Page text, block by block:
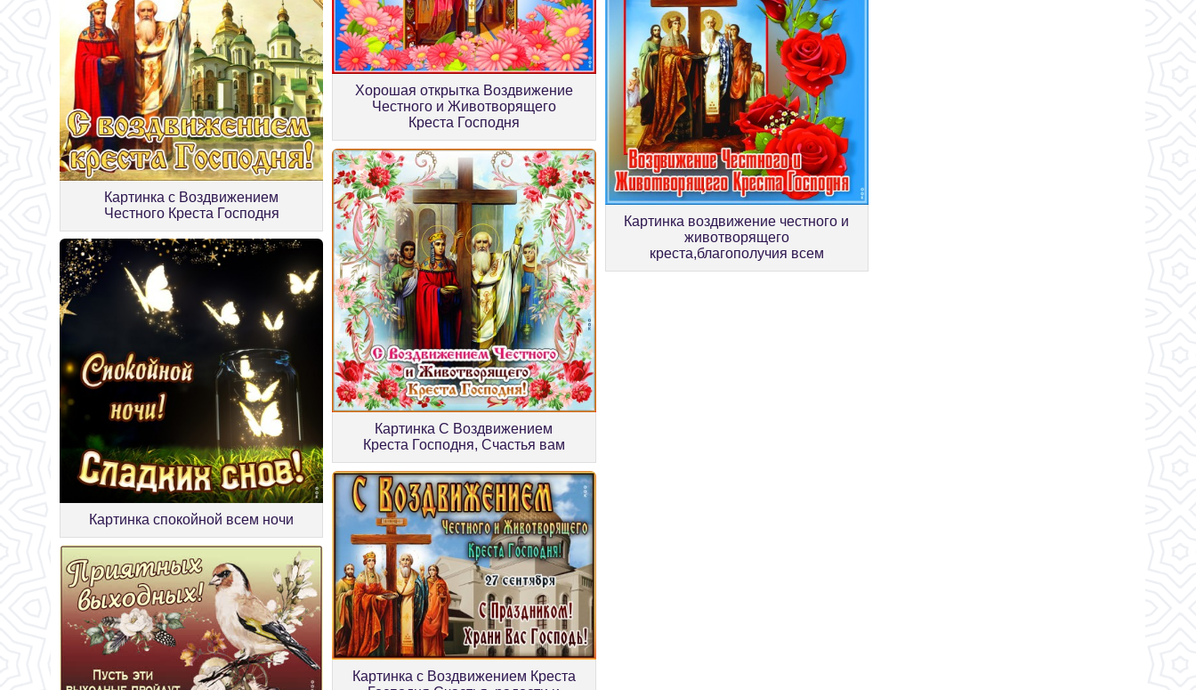
Картинка с Воздвижением
Честного Креста Господня
Хорошая открытка Воздвижение
Честного и Животворящего
Креста Господня
Картинка спокойной всем ночи
Картинка С Воздвижением
Креста Господня, Счастья вам
Картинка воздвижение честного и
животворящего
креста,благополучия всем
Картинка с Воздвижением Креста